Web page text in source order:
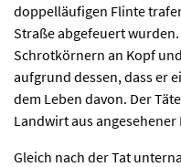
doppelläufigen Flinte
Straße abgefeuert
Schrotkörnern an Kopf
aufgrund dessen, dass er
dem Leben davon. Der
Landwirt aus
Gleich nach der Tat